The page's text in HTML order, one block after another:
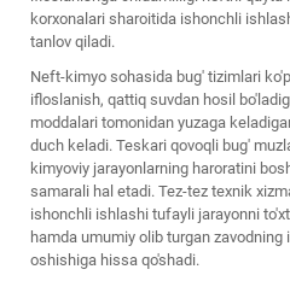
korxonalari sharoitida ishonchli
tanlov qiladi.
Neft-kimyo sohasida bug' tizimlari
ifloslanish, qattiq suvdan hosil
moddalari tomonidan yuzaga
duch keladi. Teskari qovoqli bug'
kimyoviy jarayonlarning haroratini
samarali hal etadi. Tez-tez texnik
ishonchli ishlashi tufayli jarayonni
hamda umumiy olib turgan
oshishiga hissa qo'shadi.